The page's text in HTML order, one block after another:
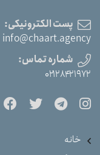
پست الکترونیکی:
info@chaart.agency
شماره تماس:
۰۲۱۲۸۴۲۱۹۷۲
خانه